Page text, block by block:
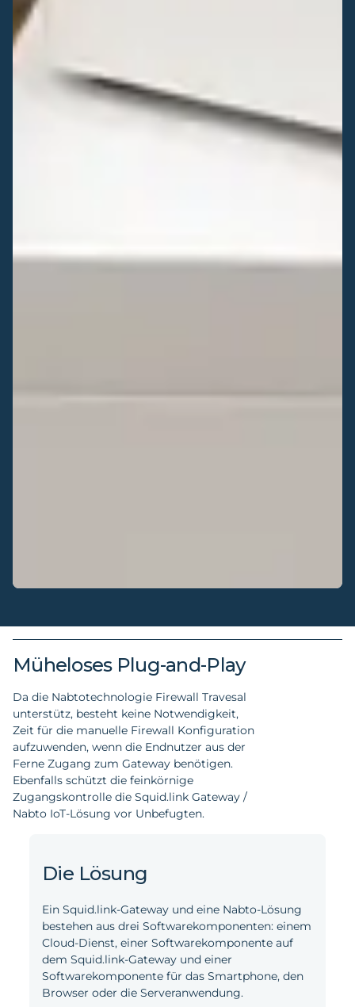
Müheloses Plug-and-Play
Da die Nabtotechnologie Firewall Travesal
unterstütz, besteht keine Notwendigkeit,
Zeit für die manuelle Firewall Konfiguration
aufzuwenden, wenn die Endnutzer aus der
Ferne Zugang zum Gateway benötigen.
Ebenfalls schützt die feinkörnige
Zugangskontrolle die Squid.link Gateway /
Nabto IoT-Lösung vor Unbefugten.
Die Lösung
Ein Squid.link-Gateway und eine Nabto-Lösung
bestehen aus drei Softwarekomponenten: einem
Cloud-Dienst, einer Softwarekomponente auf
dem Squid.link-Gateway und einer
Softwarekomponente für das Smartphone, den
Browser oder die Serveranwendung.